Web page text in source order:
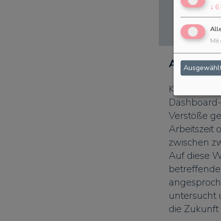
Künftig gibt
Verstöße
Arbeitszeit
zwischen
Auf diese
untersucht
die
↓ 6
Mit